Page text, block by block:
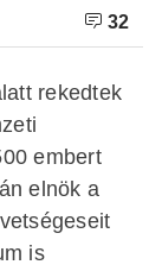
32
rekedtek
embert
elnök a
is